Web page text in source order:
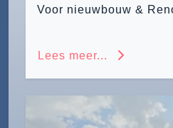
Voor nieuwbouw &
Lees meer...